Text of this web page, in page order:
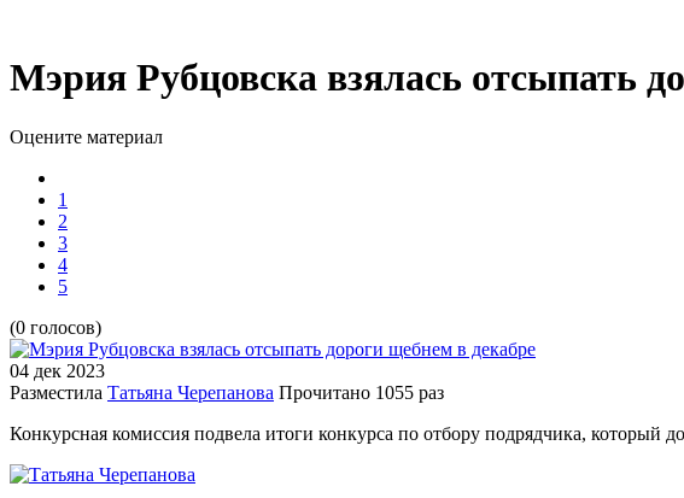
Мэрия Рубцовска взялась отсыпать
Оцените материал
1
2
3
4
5
(0 голосов)
04 дек 2023
Разместила Татьяна Черепанова Прочитано 1055 раз
Конкурсная комиссия подвела итоги конкурса по отбору подрядчика, который